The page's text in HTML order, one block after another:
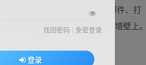
把文件图标拖至四周墙壁上邮件、打
把自己刚刚记下的记事贴钉在墙壁上。
找回密码 | 免密登录
登录